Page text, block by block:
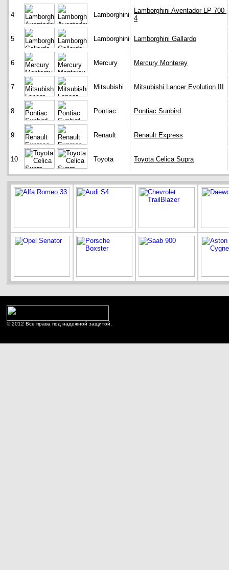
4 Lamborghini
Lamborghini Aventador LP 700-
4
5 Lamborghini Lamborghini Gallardo
6 Mercury Mercury Monterey
7 Mitsubishi Mitsubishi Lancer Evolution III
8 Pontiac Pontiac Sunbird
9 Renault Renault Express
10 Toyota Toyota Celica Supra
© 2012 Все права под надежной защитой.